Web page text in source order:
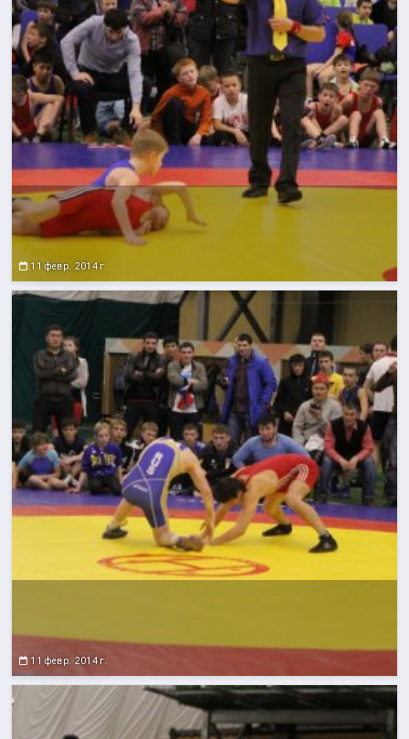
11 февр. 2014 г.
11 февр. 2014 г.